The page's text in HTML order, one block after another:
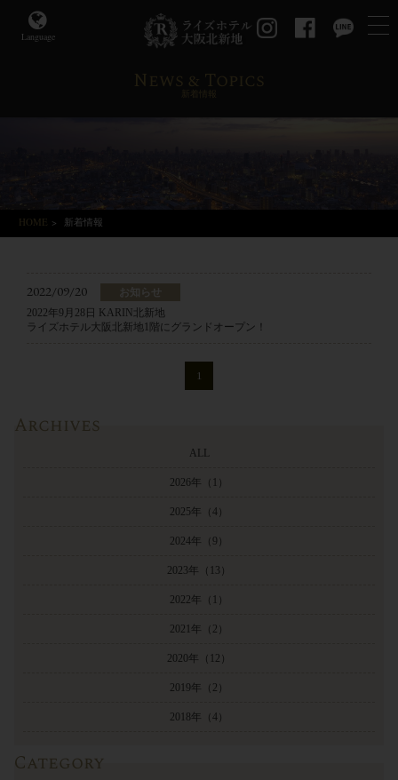
Language
News & Topics
HOME > 新着情報
2022/09/20
お知らせ
2022年9月28日 KARIN北新地
ライズホテル大阪北新地1階にグランドオープン！
1
Archives
ALL
2026年 （1）
2025年 （4）
2024年 （9）
2023年 （13）
2022年 （1）
2021年 （2）
2020年 （12）
2019年 （2）
2018年 （4）
Category